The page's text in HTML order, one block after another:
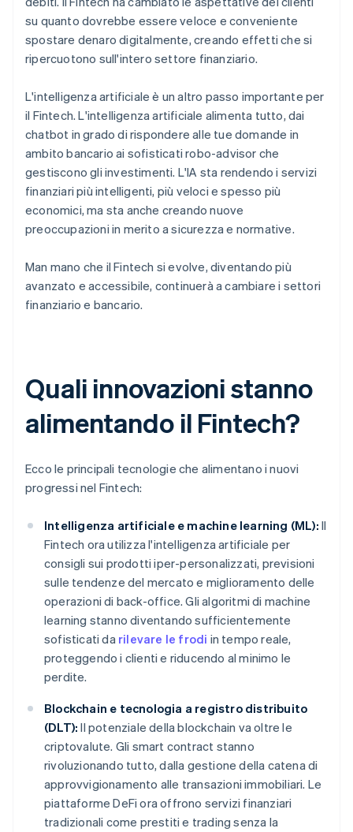
su quanto dovrebbe essere veloce e conveniente
spostare denaro digitalmente, creando effetti che si
ripercuotono sull'intero settore finanziario.
L'intelligenza artificiale è un altro passo importante per
il Fintech. L'intelligenza artificiale alimenta tutto, dai
chatbot in grado di rispondere alle tue domande in
ambito bancario ai sofisticati robo-advisor che
gestiscono gli investimenti. L'IA sta rendendo i servizi
finanziari più intelligenti, più veloci e spesso più
economici, ma sta anche creando nuove
preoccupazioni in merito a sicurezza e normative.
Man mano che il Fintech si evolve, diventando più
avanzato e accessibile, continuerà a cambiare i settori
finanziario e bancario.
Quali innovazioni stanno
alimentando il Fintech?
Ecco le principali tecnologie che alimentano i nuovi
progressi nel Fintech:
Intelligenza artificiale e machine learning (ML): Il
Fintech ora utilizza l'intelligenza artificiale per
consigli sui prodotti iper-personalizzati, previsioni
sulle tendenze del mercato e miglioramento delle
operazioni di back-office. Gli algoritmi di machine
learning stanno diventando sufficientemente
sofisticati da rilevare le frodi in tempo reale,
proteggendo i clienti e riducendo al minimo le
perdite.
Blockchain e tecnologia a registro distribuito
(DLT): Il potenziale della blockchain va oltre le
criptovalute. Gli smart contract stanno
rivoluzionando tutto, dalla gestione della catena di
approvvigionamento alle transazioni immobiliari. Le
piattaforme DeFi ora offrono servizi finanziari
tradizionali come prestiti e trading senza la